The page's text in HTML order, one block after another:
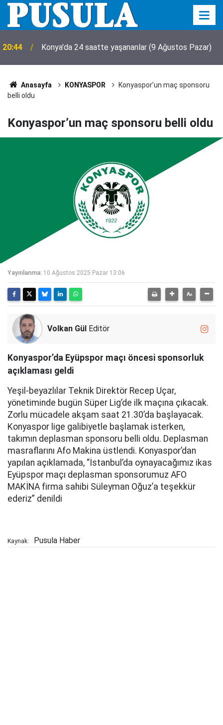
20:44 Konya'da 24 saatte yaşananlar (9 Ağustos Pazar)
Anasayfa KONYASPOR
Konyaspor’un maç sponsoru
belli oldu
Konyaspor’un maç sponsoru belli oldu
Yayınlanma: 10 Ağustos 2025 Pazar 13:06
Volkan Gül Editör
Konyaspor’da Eyüpspor maçı öncesi sponsorluk
açıklaması geldi
Yeşil-beyazlılar Teknik Direktör Recep Uçar,
yönetiminde bugün Süper Lig’de ilk maçına çıkacak.
Zorlu mücadele akşam saat 21.30’da başlayacak.
Konyaspor lige galibiyetle başlamak isterken,
takımın deplasman sponsoru belli oldu. Deplasman
masraflarını Afo Makina üstlendi. Konyaspor’dan
yapılan açıklamada, “ İstanbul’da oynayacağımız ikas
Eyüpspor maçı deplasman sponsorumuz AFO
MAKİNA firma sahibi Süleyman Oğuz’a teşekkür
ederiz” denildi
Kaynak: Pusula Haber